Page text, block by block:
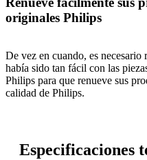
originales Philips
De vez en cuando, es
había sido tan fácil con las
Philips para que renueve sus
calidad de Philips.
Especificaciones